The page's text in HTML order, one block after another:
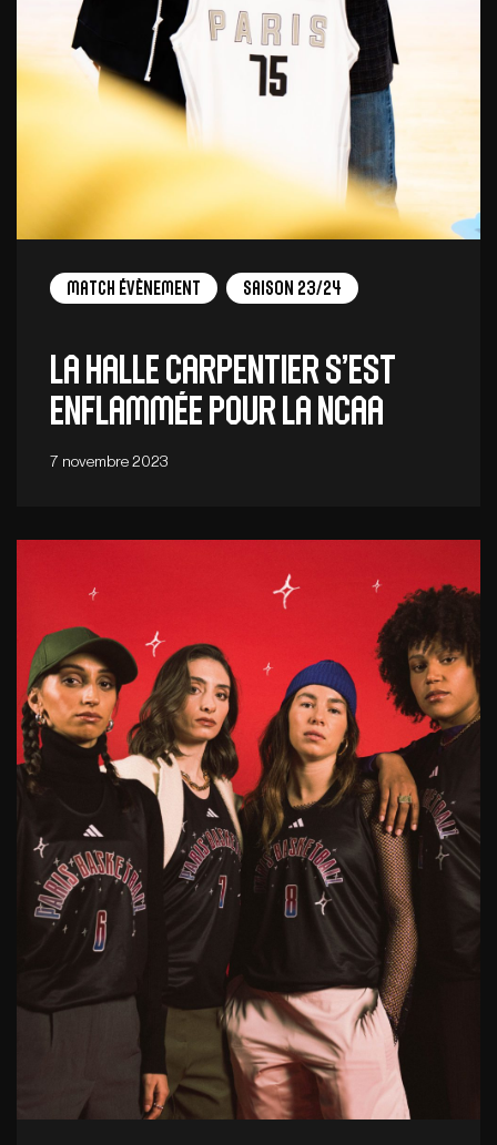
Match Évènement Saison 23/24
La Halle Carpentier s’est
enflammée pour la NCAA
7 novembre 2023